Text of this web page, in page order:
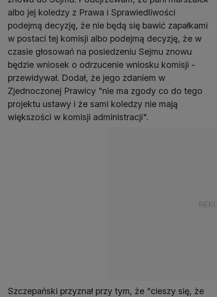
albo jej koledzy z Prawa i Sprawiedliwości
podejmą decyzję, że nie będą się bawić zapałkami
w postaci tej komisji albo podejmą decyzję, że w
czasie głosowań na posiedzeniu Sejmu znowu
będzie wniosek o odrzucenie wniosku komisji -
przewidywał. Dodał, że jego zdaniem w
Zjednoczonej Prawicy "nie ma zgody co do tego
projektu ustawy i że sami koledzy nie mają
większości w komisji administracji".
Szczepański przyznał przy tym, że "cieszy się, że